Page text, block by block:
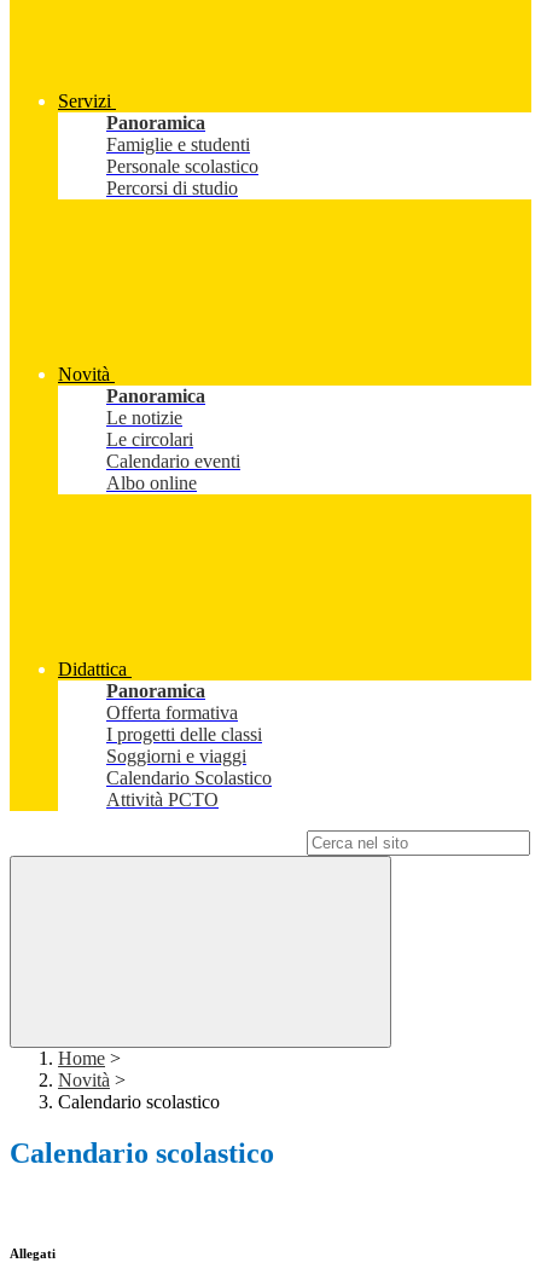
Servizi
Panoramica
Famiglie e studenti
Personale scolastico
Percorsi di studio
Novità
Panoramica
Le notizie
Le circolari
Calendario eventi
Albo online
Didattica
Panoramica
Offerta formativa
I progetti delle classi
Soggiorni e viaggi
Calendario Scolastico
Attività PCTO
Home >
Novità >
Calendario scolastico
Calendario scolastico
Allegati